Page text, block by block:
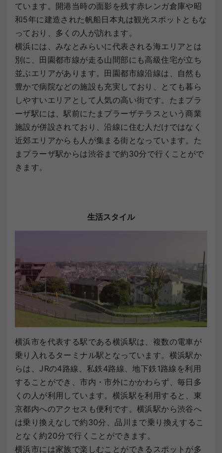
ています。開港当時の面影を残す赤レンガ倉庫や昭
和5年に建造された帆船日本丸は観光スポットともな
っており、多くの人が訪れます。
横浜には、みなとみらいに代表される海エリアとは
別に、田園都市線が走る山間部にも高級住宅が立ち
並ぶエリアがあります。田園都市線沿線は、自然も
豊かで病院などの施設も充実しており、とても暮ら
しやすいエリアとして人気の高い街です。たまプラ
ーザ駅には、駅前にたまプラーザテラスという商業
施設が併設されており、沿線に住む人だけではなく
近郊エリアからも人が集まる街となっています。た
まプラーザ駅からは渋谷まで約30分で行くことがで
きます。
生活スタイル
横浜市を代表する駅である横浜駅は、複数の電車が
乗り入れるターミナル駅となっています。横浜駅か
らは、JRの4路線、私鉄4路線、地下鉄1路線を利用
することができ、市内・市外にかかわらず、毎日多
くの人が利用しています。横浜駅を利用すると、東
京都内へのアクセスも便利です。横浜駅から渋谷へ
は乗り換えなしで約30分、品川まで乗り換えするこ
となく約20分で行くことができます。
横浜市には家族で楽しむことができるスポットが多